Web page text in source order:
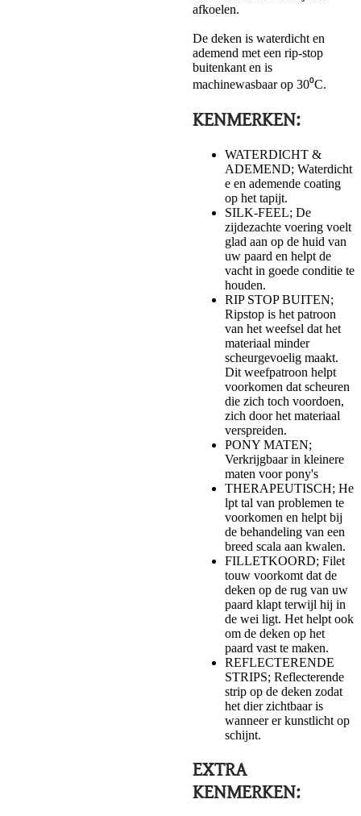
afkoelen.
De deken is waterdicht en
ademend met een rip-stop
buitenkant en is
machinewasbaar op 30⁰C.
KENMERKEN:
WATERDICHT &
ADEMEND; Waterdicht
e en ademende coating
op het tapijt.
SILK-FEEL; De
zijdezachte voering voelt
glad aan op de huid van
uw paard en helpt de
vacht in goede conditie te
houden.
RIP STOP BUITEN;
Ripstop is het patroon
van het weefsel dat het
materiaal minder
scheurgevoelig maakt.
Dit weefpatroon helpt
voorkomen dat scheuren
die zich toch voordoen,
zich door het materiaal
verspreiden.
PONY MATEN;
Verkrijgbaar in kleinere
maten voor pony's
THERAPEUTISCH; He
lpt tal van problemen te
voorkomen en helpt bij
de behandeling van een
breed scala aan kwalen.
FILLETKOORD; Filet
touw voorkomt dat de
deken op de rug van uw
paard klapt terwijl hij in
de wei ligt. Het helpt ook
om de deken op het
paard vast te maken.
REFLECTERENDE
STRIPS; Reflecterende
strip op de deken zodat
het dier zichtbaar is
wanneer er kunstlicht op
schijnt.
EXTRA
KENMERKEN: